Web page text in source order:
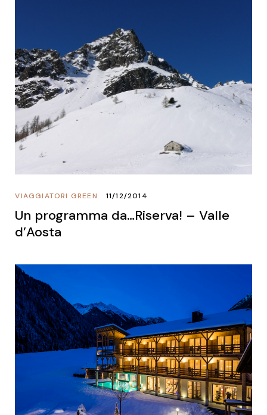
VIAGGIATORI GREEN 11/12/2014
Un programma da…Riserva! – Valle
d’Aosta